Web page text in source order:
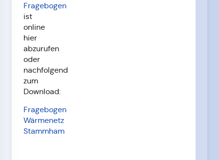
Fragebogen
ist
online
hier
abzurufen
oder
nachfolgend
zum
Download:
Fragebogen
Wärmenetz
Stammham